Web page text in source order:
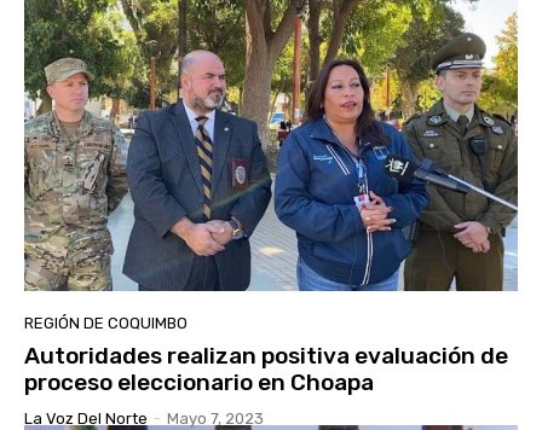
REGIÓN DE COQUIMBO
Autoridades realizan positiva evaluación de
proceso eleccionario en Choapa
La Voz Del Norte - Mayo 7, 2023